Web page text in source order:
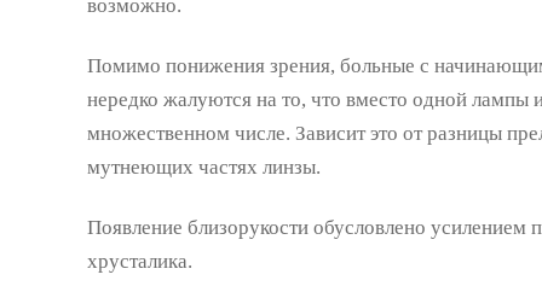
возможно.
Помимо понижения зрения, больные с
нередко жалуются на то, что вместо одной лампы
множественном числе. Зависит это от разницы
мутнеющих частях линзы.
Появление близорукости обусловлено усилением
хрусталика.